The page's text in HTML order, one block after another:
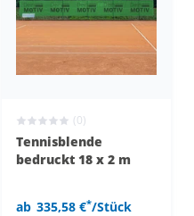
(0)
Tennisblende
bedruckt 18 x 2 m
ab 335,58 €*/Stück